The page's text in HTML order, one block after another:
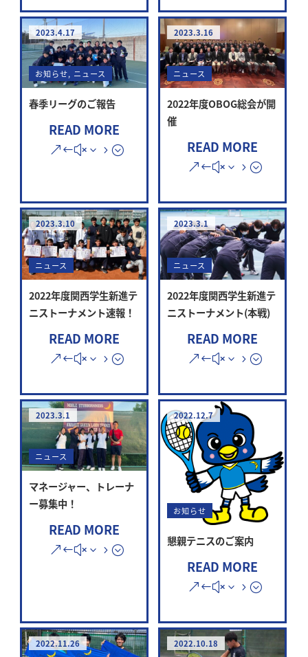
2023.4.17
お知らせ, ニュース
春季リーグのご報告
READ MORE
2023.3.16
ニュース
2022年度OBOG総会が開
催
READ MORE
2023.3.10
ニュース
2022年度関西学生新進テ
ニストーナメント速報！
READ MORE
2023.3.1
ニュース
2022年度関西学生新進テ
ニストーナメント(本戦)
READ MORE
2023.3.1
ニュース
マネージャー、トレーナ
ー募集中！
READ MORE
2022.12.7
お知らせ
懇親テニスのご案内
READ MORE
2022.11.26 2022.10.18